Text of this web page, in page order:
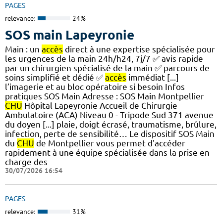
PAGES
relevance: 24%
SOS main Lapeyronie
Main : un accès direct à une expertise spécialisée pour
les urgences de la main 24h/h24, 7j/7 ✅ avis rapide
par un chirurgien spécialisé de la main ✅ parcours de
soins simplifié et dédié ✅ accès immédiat [...]
l’imagerie et au bloc opératoire si besoin Infos
pratiques SOS Main Adresse : SOS Main Montpellier
CHU Hôpital Lapeyronie Accueil de Chirurgie
Ambulatoire (ACA) Niveau 0 - Tripode Sud 371 avenue
du doyen [...] plaie, doigt écrasé, traumatisme, brûlure,
infection, perte de sensibilité… Le dispositif SOS Main
du CHU de Montpellier vous permet d'accéder
rapidement à une équipe spécialisée dans la prise en
charge des
30/07/2026 16:54
PAGES
relevance: 31%